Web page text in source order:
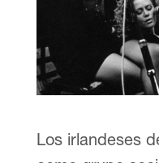
Los irlandeses